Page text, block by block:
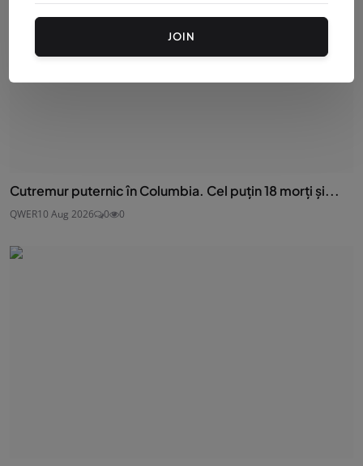
Cutremur puternic în Columbia. Cel puțin 18 morți și...
QWER10 Aug 2026 0 0
JOIN